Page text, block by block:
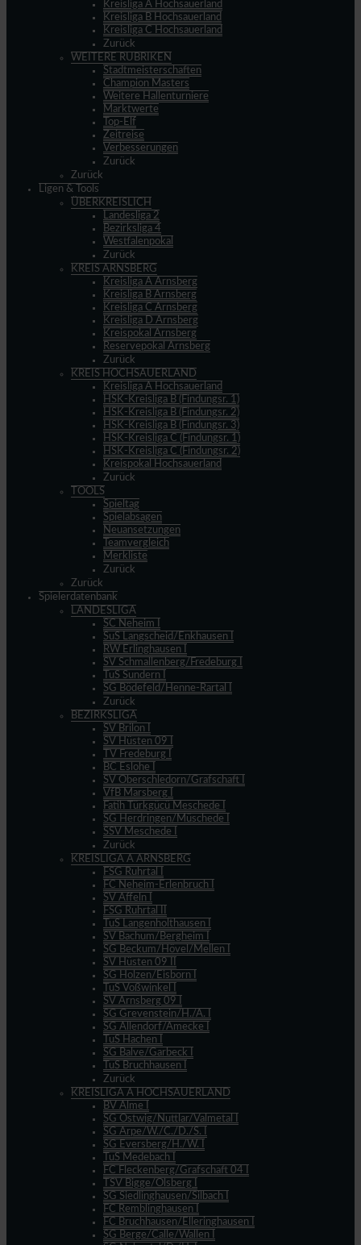
Kreisliga A Hochsauerland
Kreisliga B Hochsauerland
Kreisliga C Hochsauerland
Zurück
WEITERE RUBRIKEN
Stadtmeisterschaften
Champion Masters
Weitere Hallenturniere
Marktwerte
Top-Elf
Zeitreise
Verbesserungen
Zurück
Zurück
Ligen & Tools
ÜBERKREISLICH
Landesliga 2
Bezirksliga 4
Westfalenpokal
Zurück
KREIS ARNSBERG
Kreisliga A Arnsberg
Kreisliga B Arnsberg
Kreisliga C Arnsberg
Kreisliga D Arnsberg
Kreispokal Arnsberg
Reservepokal Arnsberg
Zurück
KREIS HOCHSAUERLAND
Kreisliga A Hochsauerland
HSK-Kreisliga B (Findungsr. 1)
HSK-Kreisliga B (Findungsr. 2)
HSK-Kreisliga B (Findungsr. 3)
HSK-Kreisliga C (Findungsr. 1)
HSK-Kreisliga C (Findungsr. 2)
Kreispokal Hochsauerland
Zurück
TOOLS
Spieltag
Spielabsagen
Neuansetzungen
Teamvergleich
Merkliste
Zurück
Zurück
Spielerdatenbank
LANDESLIGA
SC Neheim I
SuS Langscheid/Enkhausen I
RW Erlinghausen I
SV Schmallenberg/Fredeburg I
TuS Sundern I
SG Bödefeld/Henne-Rartal I
Zurück
BEZIRKSLIGA
SV Brilon I
SV Hüsten 09 I
TV Fredeburg I
BC Eslohe I
SV Oberschledorn/Grafschaft I
VfB Marsberg I
Fatih Türkgücü Meschede I
SG Herdringen/Müschede I
SSV Meschede I
Zurück
KREISLIGA A ARNSBERG
FSG Ruhrtal I
FC Neheim-Erlenbruch I
SV Affeln I
FSG Ruhrtal II
TuS Langenholthausen I
SV Bachum/Bergheim I
SG Beckum/Hövel/Mellen I
SV Hüsten 09 II
SG Holzen/Eisborn I
TuS Voßwinkel I
SV Arnsberg 09 I
SG Grevenstein/H./A. I
SG Allendorf/Amecke I
TuS Hachen I
SG Balve/Garbeck I
TuS Bruchhausen I
Zurück
KREISLIGA A HOCHSAUERLAND
BV Alme I
SG Ostwig/Nuttlar/Valmetal I
SG Arpe/W./C./D./S. I
SG Eversberg/H./W. I
TuS Medebach I
FC Fleckenberg/Grafschaft 04 I
TSV Bigge/Olsberg I
SG Siedlinghausen/Silbach I
FC Remblinghausen I
FC Bruchhausen/Elleringhausen I
SG Berge/Calle/Wallen I